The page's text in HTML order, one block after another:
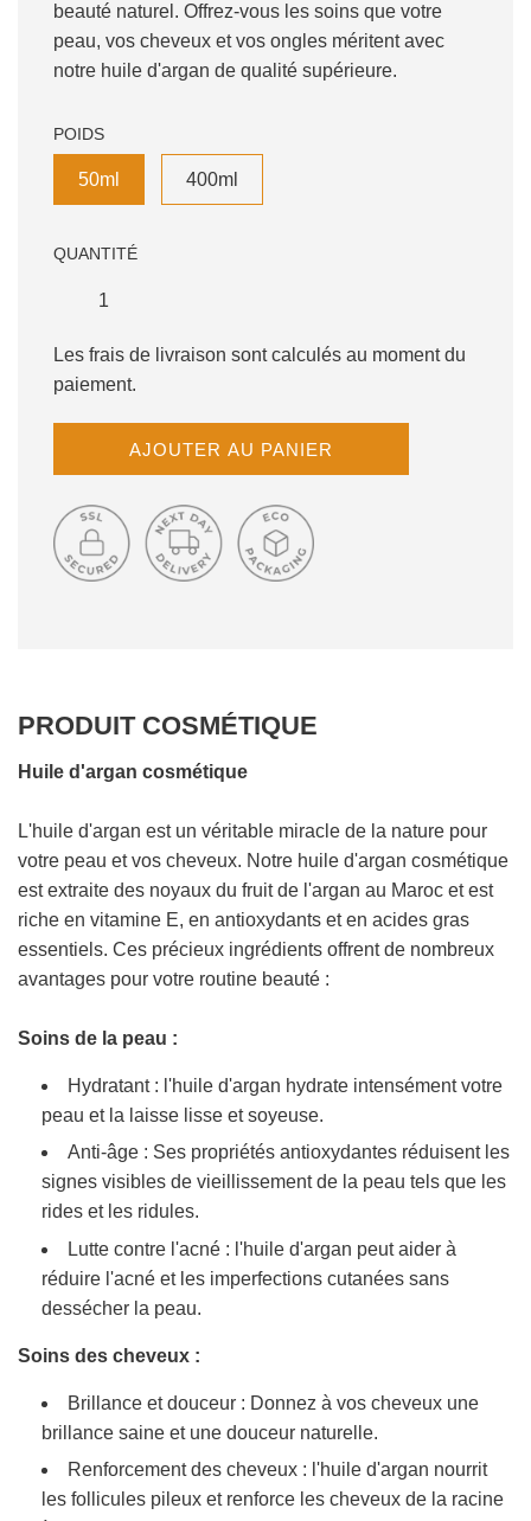
beauté naturel. Offrez-vous les soins que votre
peau, vos cheveux et vos ongles méritent avec
notre huile d'argan de qualité supérieure.
POIDS
50ml 400ml
QUANTITÉ
Les frais de livraison sont calculés au moment du
paiement.
C
H
G
N
O
.
.
AJOUTER AU PANIER
PRODUIT COSMÉTIQUE
Huile d'argan cosmétique
L'huile d'argan est un véritable miracle de la nature pour
votre peau et vos cheveux. Notre huile d'argan cosmétique
est extraite des noyaux du fruit de l'argan au Maroc et est
riche en vitamine E, en antioxydants et en acides gras
essentiels. Ces précieux ingrédients offrent de nombreux
avantages pour votre routine beauté :
Soins de la peau :
Hydratant : l'huile d'argan hydrate intensément votre
peau et la laisse lisse et soyeuse.
Anti-âge : Ses propriétés antioxydantes réduisent les
signes visibles de vieillissement de la peau tels que les
rides et les ridules.
Lutte contre l'acné : l'huile d'argan peut aider à
réduire l'acné et les imperfections cutanées sans
dessécher la peau.
Soins des cheveux :
Brillance et douceur : Donnez à vos cheveux une
brillance saine et une douceur naturelle.
Renforcement des cheveux : l'huile d'argan nourrit
les follicules pileux et renforce les cheveux de la racine